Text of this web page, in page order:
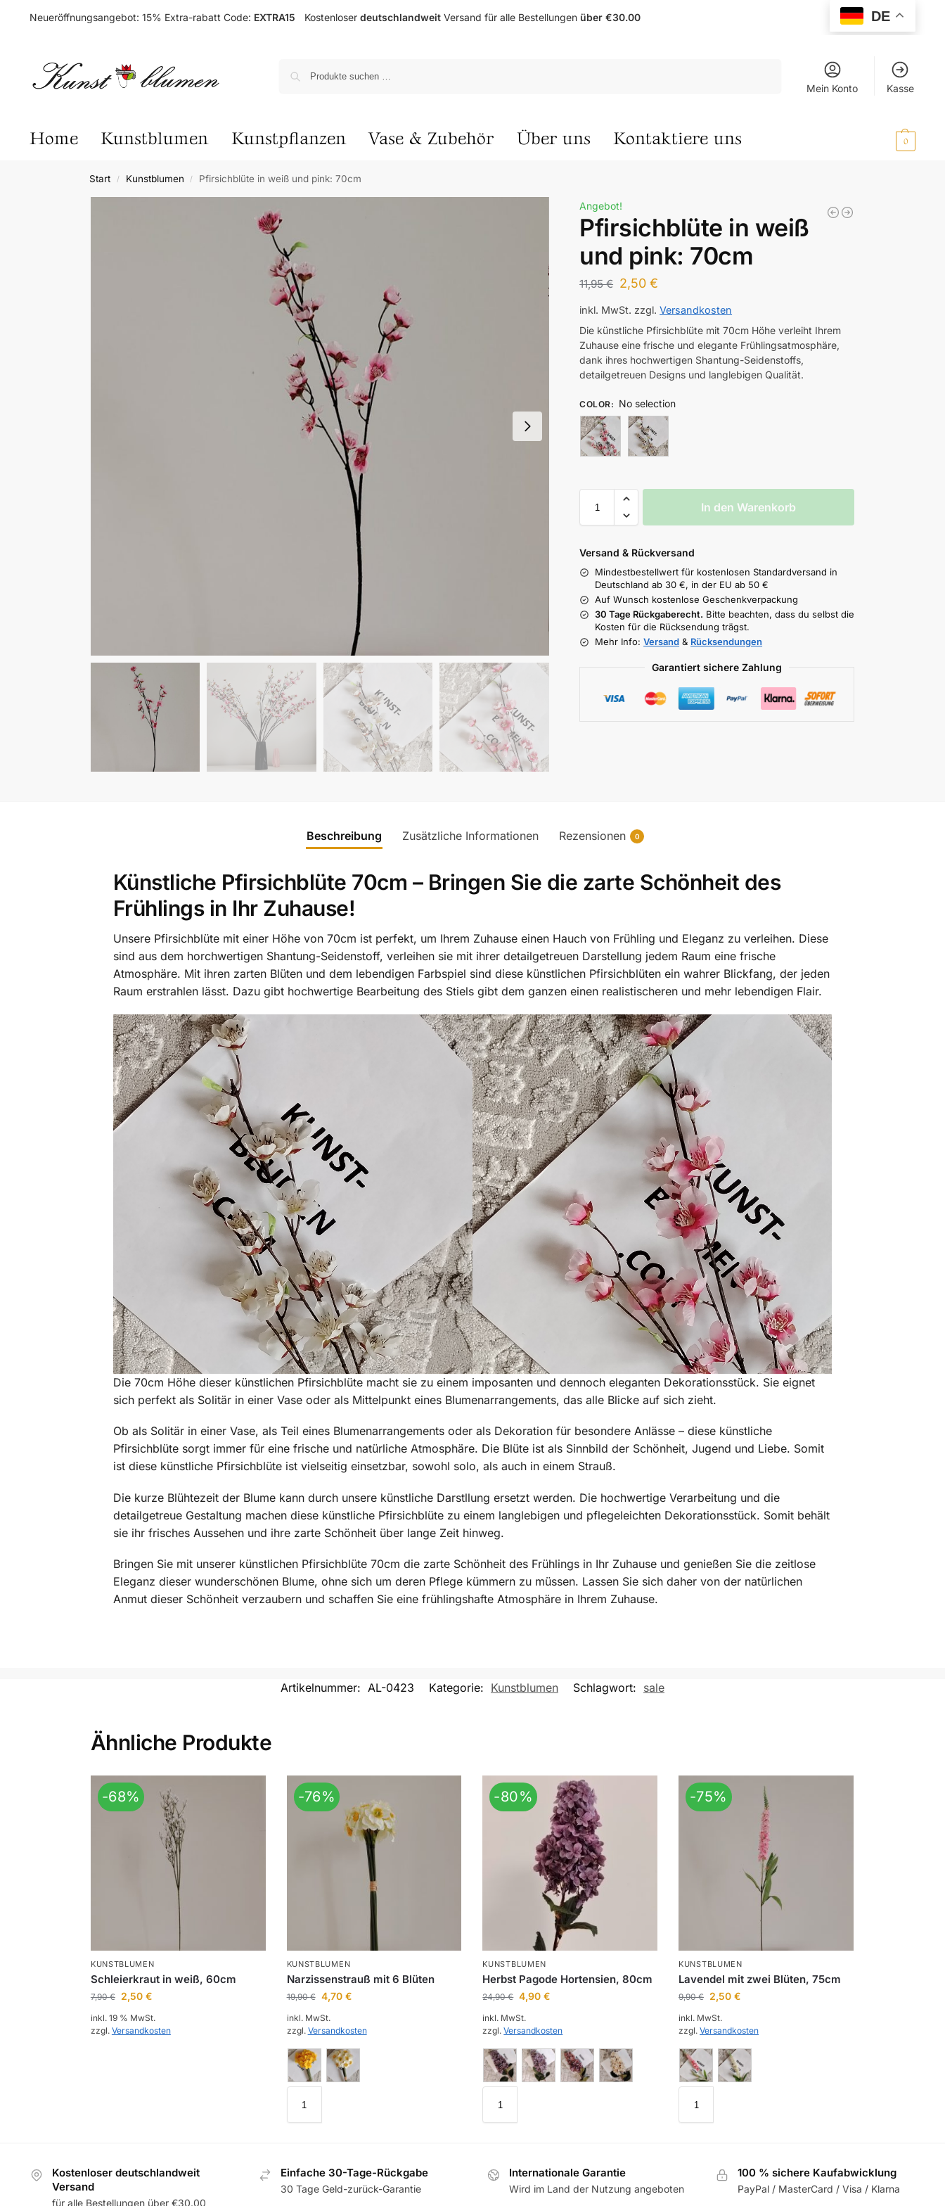
Neueröffnungsangebot: 15% Extra-rabatt Code: EXTRA15 Kostenloser deutschlandweit Versand für alle Bestellungen über €30.00 DE
Mein Konto Kasse
Home Kunstblumen Kunstpflanzen Vase & Zubehör Über uns Kontaktiere uns 0
Start / Kunstblumen / Pfirsichblüte in weiß und pink: 70cm
Angebot!
Pfirsichblüte in weiß
und pink: 70cm
11,95€ 2,50€
inkl. MwSt. zzgl.Versandkosten
Die künstliche Pfirsichblüte mit 70cm Höhe verleiht Ihrem
Zuhause eine frische und elegante Frühlingsatmosphäre,
dank ihres hochwertigen Shantung-Seidenstoffs,
detailgetreuen Designs und langlebigen Qualität.
COLOR: No selection
In den Warenkorb
Versand & Rückversand
Mindestbestellwert für kostenlosen Standardversand in
Deutschland ab 30 €, in der EU ab 50 €
Auf Wunsch kostenlose Geschenkverpackung
30 Tage Rückgaberecht. Bitte beachten, dass du selbst die
Kosten für die Rücksendung trägst.
Mehr Info:Versand & Rücksendungen
Garantiert sichere Zahlung
Beschreibung Zusätzliche Informationen Rezensionen 0
Künstliche Pfirsichblüte 70cm – Bringen Sie die zarte Schönheit des
Frühlings in Ihr Zuhause!
Unsere Pfirsichblüte mit einer Höhe von 70cm ist perfekt, um Ihrem Zuhause einen Hauch von Frühling und Eleganz zu verleihen. Diese
sind aus dem horchwertigen Shantung-Seidenstoff, verleihen sie mit ihrer detailgetreuen Darstellung jedem Raum eine frische
Atmosphäre. Mit ihren zarten Blüten und dem lebendigen Farbspiel sind diese künstlichen Pfirsichblüten ein wahrer Blickfang, der jeden
Raum erstrahlen lässt. Dazu gibt hochwertige Bearbeitung des Stiels gibt dem ganzen einen realistischeren und mehr lebendigen Flair.
Die 70cm Höhe dieser künstlichen Pfirsichblüte macht sie zu einem imposanten und dennoch eleganten Dekorationsstück. Sie eignet
sich perfekt als Solitär in einer Vase oder als Mittelpunkt eines Blumenarrangements, das alle Blicke auf sich zieht.
Ob als Solitär in einer Vase, als Teil eines Blumenarrangements oder als Dekoration für besondere Anlässe – diese künstliche
Pfirsichblüte sorgt immer für eine frische und natürliche Atmosphäre. Die Blüte ist als Sinnbild der Schönheit, Jugend und Liebe. Somit
ist diese künstliche Pfirsichblüte ist vielseitig einsetzbar, sowohl solo, als auch in einem Strauß.
Die kurze Blühtezeit der Blume kann durch unsere künstliche Darstllung ersetzt werden. Die hochwertige Verarbeitung und die
detailgetreue Gestaltung machen diese künstliche Pfirsichblüte zu einem langlebigen und pflegeleichten Dekorationsstück. Somit behält
sie ihr frisches Aussehen und ihre zarte Schönheit über lange Zeit hinweg.
Bringen Sie mit unserer künstlichen Pfirsichblüte 70cm die zarte Schönheit des Frühlings in Ihr Zuhause und genießen Sie die zeitlose
Eleganz dieser wunderschönen Blume, ohne sich um deren Pflege kümmern zu müssen. Lassen Sie sich daher von der natürlichen
Anmut dieser Schönheit verzaubern und schaffen Sie eine frühlingshafte Atmosphäre in Ihrem Zuhause.
Artikelnummer: AL-0423 Kategorie: Kunstblumen Schlagwort: sale
Ähnliche Produkte
-68%
KUNSTBLUMEN
Schleierkraut in weiß, 60cm
7,90€ 2,50 €
inkl. 19 % MwSt.
zzgl. Versandkosten
-76%
KUNSTBLUMEN
Narzissenstrauß mit 6 Blüten
19,90€ 4,70 €
inkl. MwSt.
zzgl. Versandkosten
-80%
KUNSTBLUMEN
Herbst Pagode Hortensien, 80cm
24,90€ 4,90€
inkl. MwSt.
zzgl.Versandkosten
-75%
KUNSTBLUMEN
Lavendel mit zwei Blüten, 75cm
9,90€ 2,50€
inkl. MwSt.
zzgl.Versandkosten
Kostenloser deutschlandweit
Versand
für alle Bestellungen über €30.00
Einfache 30-Tage-Rückgabe
30 Tage Geld-zurück-Garantie
Internationale Garantie
Wird im Land der Nutzung angeboten
100 % sichere Kaufabwicklung
PayPal / MasterCard / Visa / Klarna